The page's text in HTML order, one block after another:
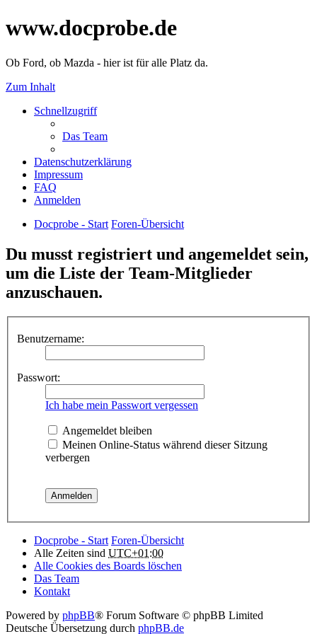
www.docprobe.de
Ob Ford, ob Mazda - hier ist für alle Platz da.
Zum Inhalt
Schnellzugriff
Das Team
Datenschutzerklärung
Impressum
FAQ
Anmelden
Docprobe - Start Foren-Übersicht
Du musst registriert und angemeldet sein,
um die Liste der Team-Mitglieder
anzuschauen.
Benutzername:
Passwort:
Ich habe mein Passwort vergessen
Angemeldet bleiben
Meinen Online-Status während dieser Sitzung
verbergen
Docprobe - Start Foren-Übersicht
Alle Zeiten sind UTC+01:00
Alle Cookies des Boards löschen
Das Team
Kontakt
Powered by phpBB® Forum Software © phpBB Limited
Deutsche Übersetzung durch phpBB.de